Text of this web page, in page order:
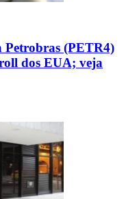
Petrobras (PETR4)
dos EUA; veja